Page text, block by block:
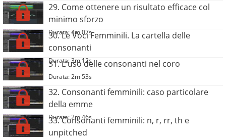
29. Come ottenere un risultato efficace col
minimo sforzo
Durata: 4m 07s
30. Le Voci Femminili. La cartella delle
consonanti
Durata: 3m 12s
31. L'uso delle consonanti nel coro
Durata: 2m 53s
32. Consonanti femminili: caso particolare
della emme
Durata: 2m 46s
33. Consonanti femminili: n, r, rr, th e
unpitched